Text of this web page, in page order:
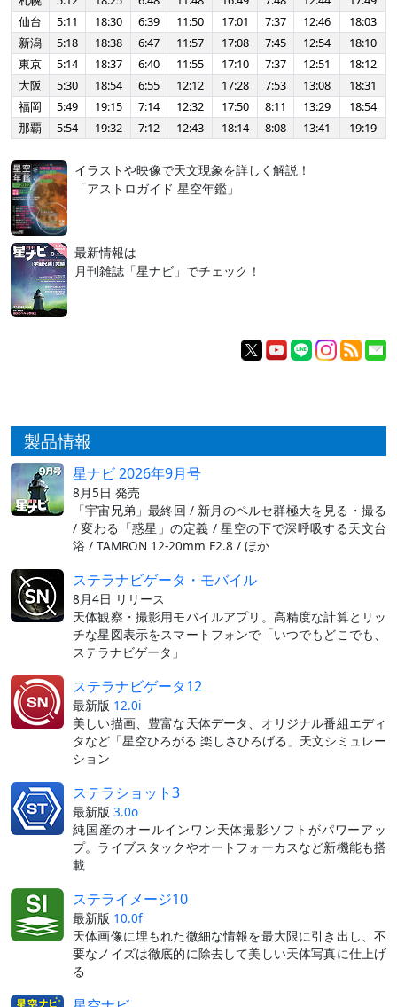
仙台
5:11 18:30 6:39 11:50 17:01 7:37 12:46
18:03
新潟
5:18 18:38 6:47 11:57 17:08 7:45 12:54
18:10
東京
5:14 18:37 6:40 11:55 17:10 7:37 12:51
18:12
大阪
5:30 18:54 6:55 12:12 17:28 7:53 13:08
18:31
福岡
5:49 19:15 7:14 12:32 17:50 8:11 13:29
18:54
那覇
5:54 19:32 7:12 12:43 18:14 8:08 13:41 19:19
イラストや映像で天文現象を詳しく解説！
「アストロガイド 星空年鑑」
最新情報は
月刊雑誌「星ナビ」でチェック！
製品情報
星ナビ 2026年9月号
8月5日 発売
「宇宙兄弟」最終回 / 新月のペルセ群極大を見る・撮る
/ 変わる「惑星」の定義 / 星空の下で深呼吸する天文台
浴 / TAMRON 12-20mm F2.8 / ほか
ステラナビゲータ・モバイル
8月4日 リリース
天体観察・撮影用モバイルアプリ。高精度な計算とリッ
チな星図表示をスマートフォンで「いつでもどこでも、
ステラナビゲータ」
ステラナビゲータ12
最新版 12.0i
美しい描画、豊富な天体データ、オリジナル番組エディ
タなど「星空ひろがる 楽しさひろげる」天文シミュレー
ション
ステラショット3
最新版 3.0o
純国産のオールインワン天体撮影ソフトがパワーアッ
プ。ライブスタックやオートフォーカスなど新機能も搭
載
ステライメージ10
最新版 10.0f
天体画像に埋もれた微細な情報を最大限に引き出し、不
要なノイズは徹底的に除去して美しい天体写真に仕上げ
る